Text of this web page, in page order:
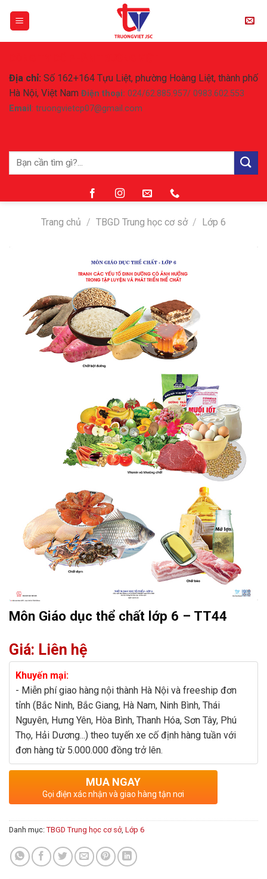
Địa chỉ: Số 162+164 Tựu Liệt, phường Hoàng Liệt, thành phố
Hà Nội, Việt Nam Điện thoại: 024/62.885.957/ 0983.602.553
Email : truongvietcp07@gmail.com
Tìm
Trang chủ / TBGD Trung học cơ sở / Lớp 6
Môn Giáo dục thể chất lớp 6 – TT44
Giá: Liên hệ
Khuyến mại:
- Miễn phí giao hàng nội thành Hà Nội và freeship đơn
tỉnh (Bắc Ninh, Bắc Giang, Hà Nam, Ninh Bình, Thái
Nguyên, Hưng Yên, Hòa Bình, Thanh Hóa, Sơn Tây, Phú
Thọ, Hải Dương...) theo tuyến xe cố định hàng tuần với
đơn hàng từ 5.000.000 đồng trở lên.
MUA NGAY
Gọi điện xác nhận và giao hàng tận nơi
Danh mục: TBGD Trung học cơ sở, Lớp 6